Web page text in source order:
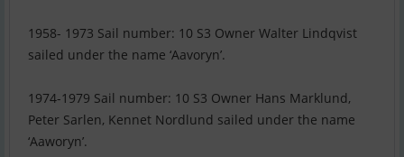
1958- 1973 Sail number: 10 S3 Owner Walter Lindqvist
sailed under the name ‘Aavoryn’.
1974-1979 Sail number: 10 S3 Owner Hans Marklund,
Peter Sarlen, Kennet Nordlund sailed under the name
‘Aaworyn’.